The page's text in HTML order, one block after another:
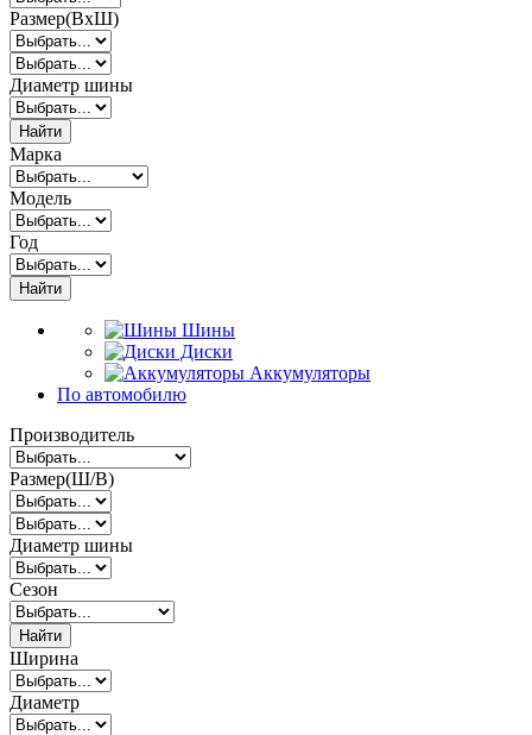
Размер(ВxШ)
Диаметр шины
Найти
Марка
Модель
Год
Найти
Шины
Диски
Аккумуляторы
По автомобилю
Производитель
Размер(Ш/В)
Диаметр шины
Сезон
Найти
Ширина
Диаметр